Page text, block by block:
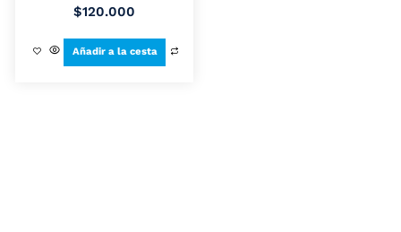
$120.000
Añadir a la cesta